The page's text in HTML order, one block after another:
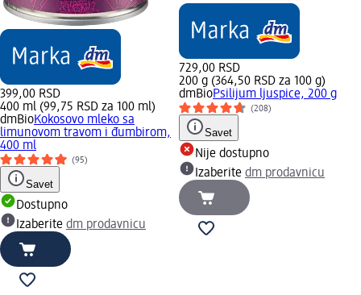
399,00 RSD
400 ml (99,75 RSD za 100 ml)
dmBioKokosovo mleko sa
limunovom travom i đumbirom,
400 ml
(95)
Savet
Dostupno
Izaberite dm prodavnicu
729,00 RSD
200 g (364,50 RSD za 100 g)
dmBioPsilijum ljuspice, 200 g
(208)
Savet
Nije dostupno
Izaberite dm prodavnicu